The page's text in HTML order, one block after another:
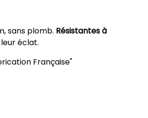
sans plomb. Résistantes à
éclat.
Française"